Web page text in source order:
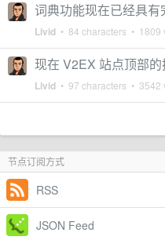
词典功能现在已经具
Livid • 84 characters • 1809
现在 V2EX 站点顶部
Livid • 97 characters • 3542
节点订阅方式
RSS
JSON Feed